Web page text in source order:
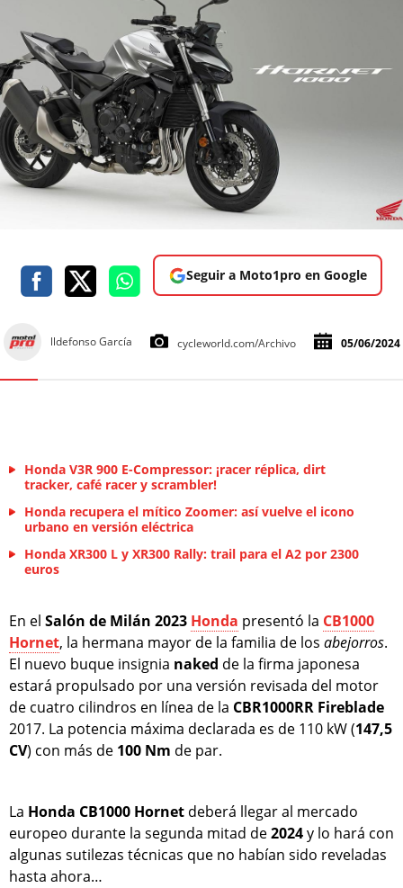
Seguir a Moto1pro en Google
lldefonso García cycleworld.com/Archivo 05/06/2024
Honda V3R 900 E-Compressor: ¡racer réplica, dirt
tracker, café racer y scrambler!
Honda recupera el mítico Zoomer: así vuelve el icono
urbano en versión eléctrica
Honda XR300 L y XR300 Rally: trail para el A2 por 2300
euros
En el Salón de Milán 2023 Honda presentó la CB1000
Hornet, la hermana mayor de la familia de los abejorros.
El nuevo buque insignia naked de la firma japonesa
estará propulsado por una versión revisada del motor
de cuatro cilindros en línea de la CBR1000RR Fireblade
2017. La potencia máxima declarada es de 110 kW (147,5
CV) con más de 100 Nm de par.
La Honda CB1000 Hornet deberá llegar al mercado
europeo durante la segunda mitad de2024y lo hará con
algunas sutilezas técnicas que no habían sido reveladas
hasta ahora…